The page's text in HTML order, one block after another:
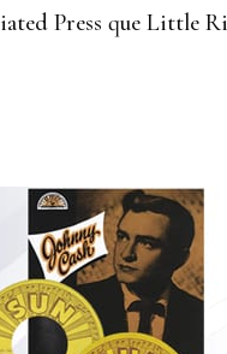
Press que Little